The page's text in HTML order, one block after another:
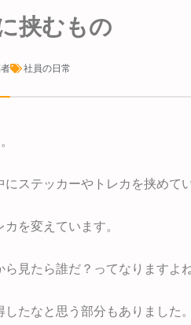
挟むもの
社員の日常
ステッカーやトレカを挟めて
を変えています。
ら見たら誰だ？ってなりますよ
たなと思う部分もありました。